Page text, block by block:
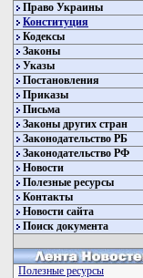
Право Украины
Конституция
Кодексы
Законы
Указы
Постановления
Приказы
Письма
Законы других стран
Законодательство РБ
Законодательство РФ
Новости
Полезные ресурсы
Контакты
Новости сайта
Поиск документа
Полезные ресурсы